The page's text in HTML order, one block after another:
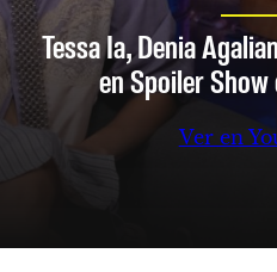
Tessa Ia, Denia
en Spoiler
Ver en